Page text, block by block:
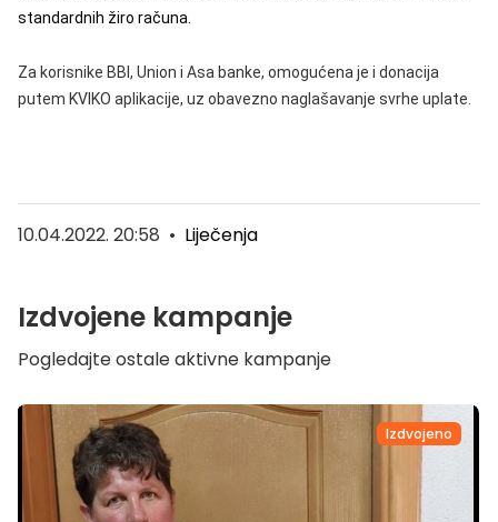
standardnih žiro računa.
Za korisnike BBI, Union i Asa banke, omogućena je i donacija
putem KVIKO aplikacije, uz obavezno naglašavanje svrhe uplate.
10.04.2022. 20:58 • Liječenja
Izdvojene kampanje
Pogledajte ostale aktivne kampanje
Izdvojeno